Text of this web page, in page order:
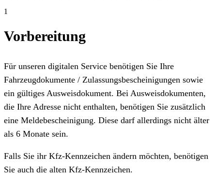
1
Vorbereitung
Für unseren digitalen Service benötigen Sie Ihre
Fahrzeugdokumente / Zulassungsbescheinigungen sowie
ein gültiges Ausweisdokument. Bei Ausweisdokumenten,
die Ihre Adresse nicht enthalten, benötigen Sie zusätzlich
eine Meldebescheinigung. Diese darf allerdings nicht älter
als 6 Monate sein.
Falls Sie ihr Kfz-Kennzeichen ändern möchten, benötigen
Sie auch die alten Kfz-Kennzeichen.